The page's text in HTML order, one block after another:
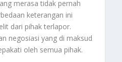
merasa tidak pernah
keterangan ini
dari pihak terlapor.
negosiasi yang di maksud
oleh semua pihak.